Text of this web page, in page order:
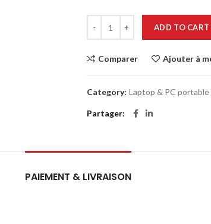
ADD TO CART
Comparer Ajouter à
Category: Laptop & PC portable
Partager
PAIEMENT & LIVRAISON